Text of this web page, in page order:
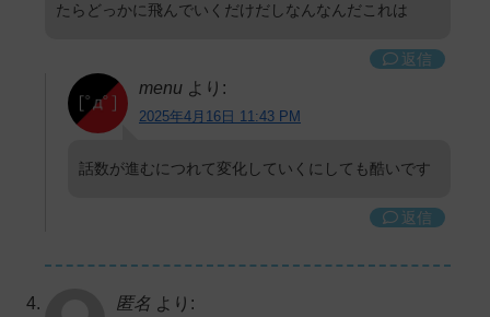
たらどっかに飛んでいくだけだしなんなんだこれは
返信
menu より:
2025年4月16日 11:43 PM
話数が進むにつれて変化していくにしても酷いです
返信
匿名 より: